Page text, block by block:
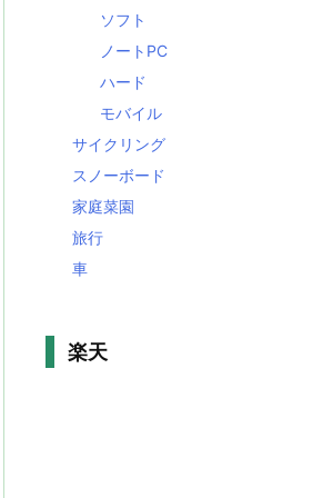
ソフト
ノートPC
ハード
モバイル
サイクリング
スノーボード
家庭菜園
旅行
車
楽天